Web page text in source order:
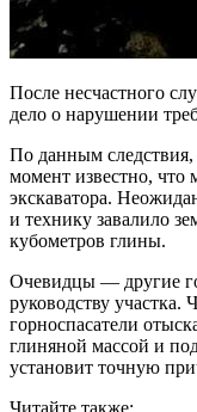
После несчастного
дело о нарушении
По данным
момент известно,
экскаватора.
и технику завалило
кубометров глины.
Очевидцы — другие
руководству участка.
горноспасатели
глиняной массой и
установит точную
Читайте также: